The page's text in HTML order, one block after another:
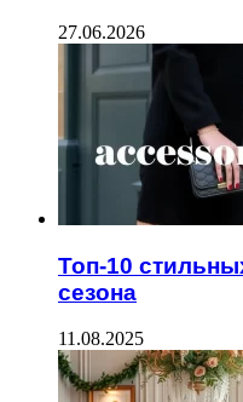
27.06.2026
Топ-10
сезона
11.08.2025